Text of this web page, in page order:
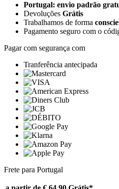
Portugal: envio padrão
Devoluções Grátis
Trabalhamos de forma
Pagamento seguro com o
Pagar com segurança com
Tranferência antecipada
Frete para Portugal